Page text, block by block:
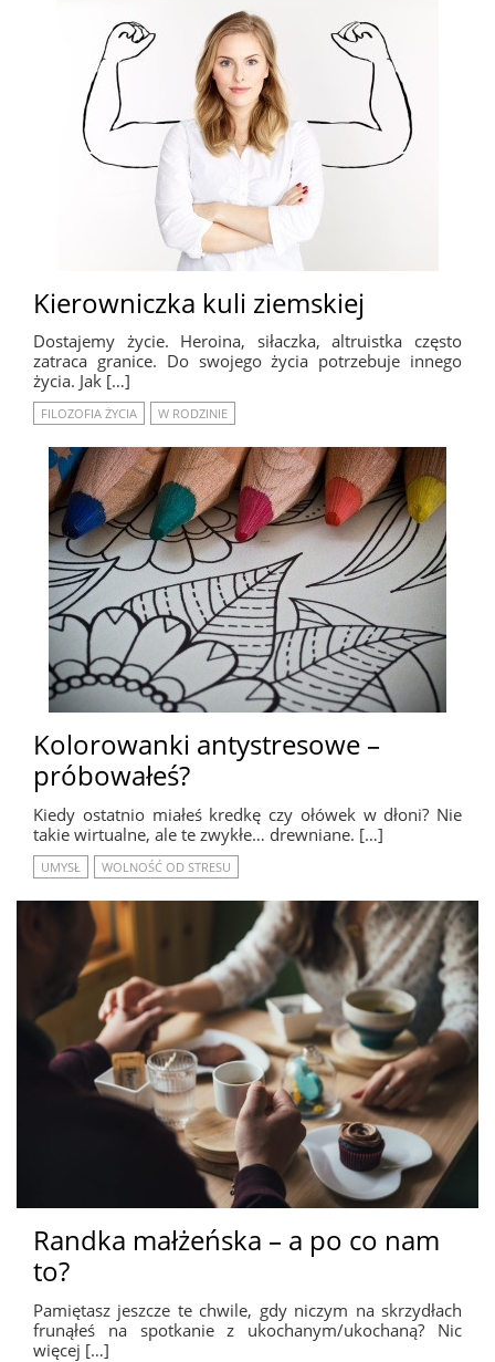
Kierowniczka kuli ziemskiej
Dostajemy życie. Heroina, siłaczka, altruistka często
zatraca granice. Do swojego życia potrzebuje innego
życia. Jak […]
FILOZOFIA ŻYCIA W RODZINIE
Kolorowanki antystresowe –
próbowałeś?
Kiedy ostatnio miałeś kredkę czy ołówek w dłoni? Nie
takie wirtualne, ale te zwykłe… drewniane. […]
UMYSŁ WOLNOŚĆ OD STRESU
Randka małżeńska – a po co nam
to?
Pamiętasz jeszcze te chwile, gdy niczym na skrzydłach
frunąłeś na spotkanie z ukochanym/ukochaną? Nic
więcej […]